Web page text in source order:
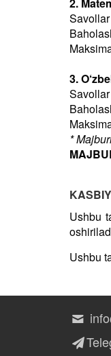
3.
*
Ushbu
Ushbu